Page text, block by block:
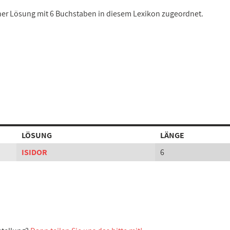
Lösung mit 6 Buchstaben in diesem Lexikon zugeordnet.
LÖSUNG
LÄNGE
ISIDOR
6